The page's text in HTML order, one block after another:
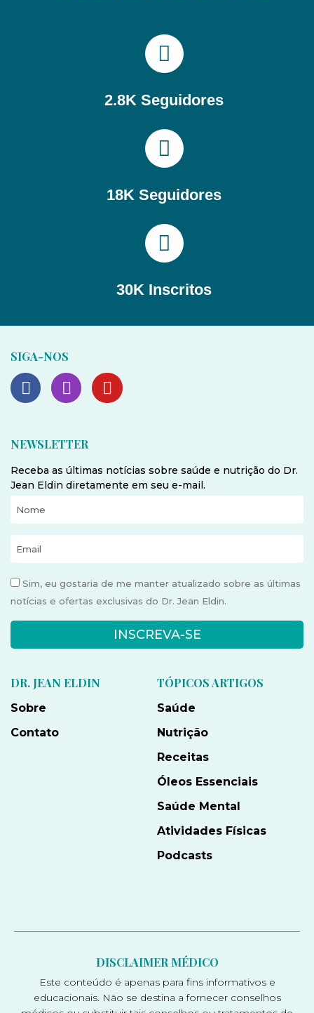
2.8K Seguidores
18K Seguidores
30K Inscritos
SIGA-NOS
NEWSLETTER
Receba as últimas notícias sobre saúde e nutrição do Dr.
Jean Eldin diretamente em seu e-mail.
Sim, eu gostaria de me manter atualizado sobre as últimas
notícias e ofertas exclusivas do Dr. Jean Eldin.
INSCREVA-SE
DR. JEAN ELDIN
Sobre
Contato
TÓPICOS ARTIGOS
Saúde
Nutrição
Receitas
Óleos Essenciais
Saúde Mental
Atividades Físicas
Podcasts
DISCLAIMER MÉDICO
Este conteúdo é apenas para fins informativos e
educacionais. Não se destina a fornecer conselhos